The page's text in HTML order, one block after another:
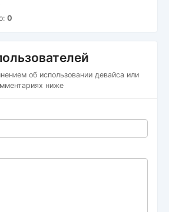
0
об использовании девайса или
ниже